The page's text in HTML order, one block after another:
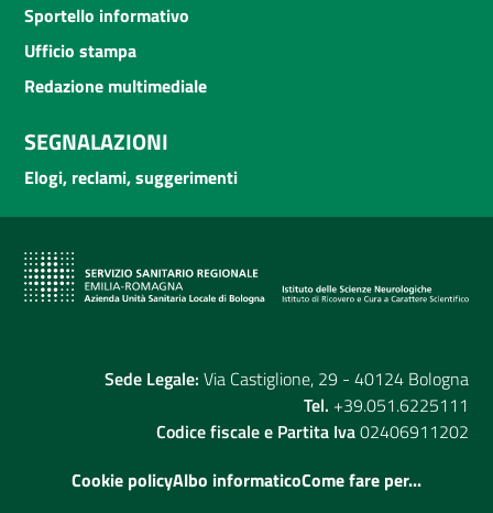
Sportello informativo
Ufficio stampa
Redazione multimediale
SEGNALAZIONI
Elogi, reclami, suggerimenti
Sede Legale: Via Castiglione, 29 - 40124 Bologna
Tel. +39.051.6225111
Codice fiscale e Partita Iva02406911202
Cookie policyAlbo informaticoCome fare per...